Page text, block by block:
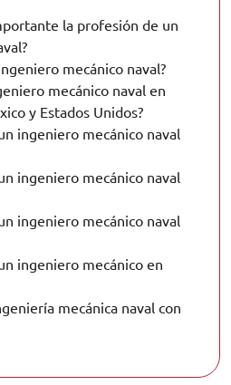
la profesión de un
mecánico naval?
mecánico naval en
y Estados Unidos?
ingeniero mecánico naval
ingeniero mecánico naval
ingeniero mecánico naval
ingeniero mecánico en
mecánica naval con